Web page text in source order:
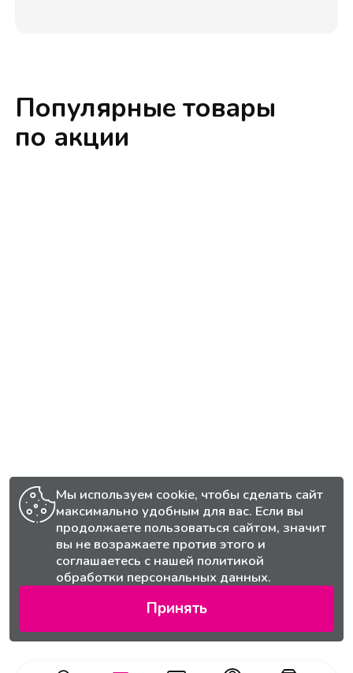
Популярные товары
по акции
Мы используем cookie, чтобы сделать сайт
максимально удобным для вас. Если вы
продолжаете пользоваться сайтом, значит
вы не возражаете против этого и
соглашаетесь с нашей политикой
обработки персональных данных.
Принять